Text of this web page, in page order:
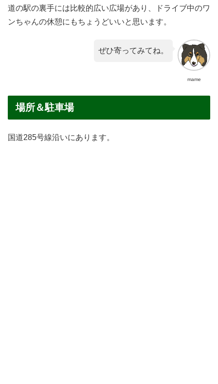
道の駅の裏手には比較的広い広場があり、ドライブ中のワ
ンちゃんの休憩にもちょうどいいと思います。
mame
ぜひ寄ってみてね。
場所＆駐車場
国道285号線沿いにあります。